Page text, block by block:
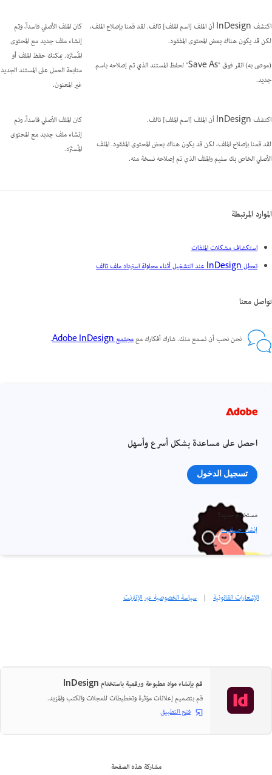
اكتشف InDesign أن الملف [اسم الملف] تالف. لقد قمنا بإصلاح الملف،
لكن قد يكون هناك بعض المحتوى المفقود.
(موصى به) انقر فوق "Save As" لحفظ المستند الذي تم إصلاحه باسم
جديد.
كان الملف الأصلي فاسداً، وتم
إنشاء ملف جديد مع المحتوى
المُستَرَد. يمكنك حفظ الملف أو
متابعة العمل على المستند الجديد
غير المعنون.
اكتشف InDesign أن الملف [اسم الملف] تالف.
لقد قمنا بإصلاح الملف، لكن قد يكون هناك بعض المحتوى المفقود. الملف
الأصلي الخاص بك سليم والملف الذي تم إصلاحه نسخة منه.
كان الملف الأصلي فاسداً، وتم
إنشاء ملف جديد مع المحتوى
المُستَرَد.
الموارد المرتبطة
استكشاف مشكلات الملفات
تعطل InDesign عند التشغيل أثناء محاولة استرداد ملف تالف
تواصل معنا
نحن نحب أن نسمع منك. شارك أفكارك معمجتمع Adobe InDesign .
احصل على مساعدة بشكل أسرع وأسهل
تسجيل الدخول
مستخدم جديد؟
إنشاء حساب ›
الإشعارات القانونية | سياسة الخصوصية عبر الإنترنت
قم بإنشاء مواد مطبوعة ورقمية باستخدام InDesign
قم بتصميم إعلانات مؤثرة وتخطيطات للمجلات والكتب والمزيد.
فتح التطبيق
مشاركة هذه الصفحة